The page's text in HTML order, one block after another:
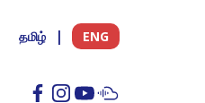
தமிழ் ENG